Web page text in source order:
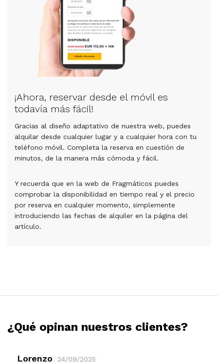
¡Ahora, reservar desde el móvil es
todavía más fácil!
Gracias al diseño adaptativo de nuestra web, puedes
alquilar desde cualquier lugar y a cualquier hora con tu
teléfono móvil. Completa la reserva en cuestión de
minutos, de la manera más cómoda y fácil.
Y recuerda que en la web de Fragmáticos puedes
comprobar la disponibilidad en tiempo real y el precio
por reserva en cualquier momento, simplemente
introduciendo las fechas de alquiler en la página del
artículo.
¿Qué opinan nuestros clientes?
Lorenzo
24/09/2025